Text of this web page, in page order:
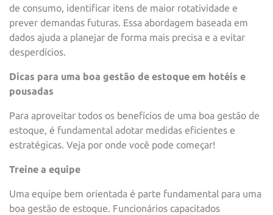
de consumo, identificar itens de maior rotatividade e
prever demandas futuras. Essa abordagem baseada em
dados ajuda a planejar de forma mais precisa e a evitar
desperdícios.
Dicas para uma boa gestão de estoque em hotéis e
pousadas
Para aproveitar todos os benefícios de uma boa gestão de
estoque, é fundamental adotar medidas eficientes e
estratégicas. Veja por onde você pode começar!
Treine a equipe
Uma equipe bem orientada é parte fundamental para uma
boa gestão de estoque. Funcionários capacitados